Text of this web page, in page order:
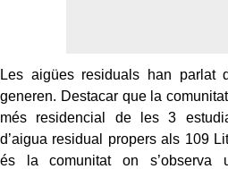
Les aigües residuals han parlat
generen. Destacar que la
més residencial de les 3
d’aigua residual propers als 109
és la comunitat on s’observa